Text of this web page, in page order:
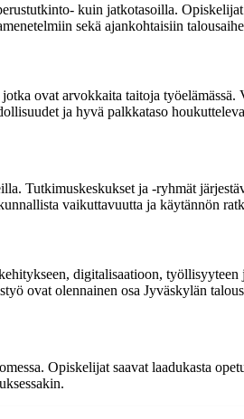
kuin jatkotasoilla.
sekä ajankohtaisiin
ovat arvokkaita taitoja
ja hyvä palkkataso
Tutkimuskeskukset ja -ryhmät
vaikuttavuutta ja käytännön
digitalisaatioon,
ovat olennainen osa Jyväskylän
Opiskelijat saavat laadukasta